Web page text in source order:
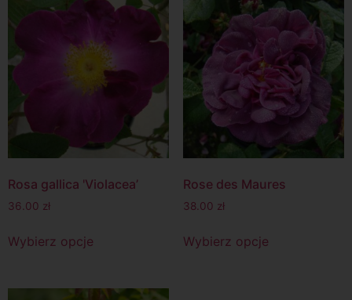
Rosa gallica 'Violacea’
36.00 zł
Wybierz opcje
Rose des Maures
38.00 zł
Wybierz opcje